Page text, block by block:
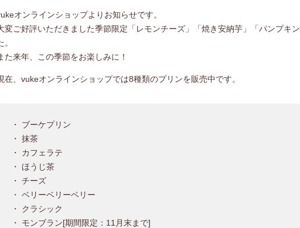
オンラインショップよりお知らせです。
変ご好評いただきました季節限定「レモンチーズ」「焼き安納芋」「パンプキ
。
た来年、この季節をお楽しみに！
在、vukeオンラインショップでは8種類のプリンを販売中です。
・ ブーケプリン
・ 抹茶
・ カフェラテ
・ ほうじ茶
・ チーズ
・ ベリーベリーベリー
・ クラシック
・ モンブラン[期間限定：11月末まで]